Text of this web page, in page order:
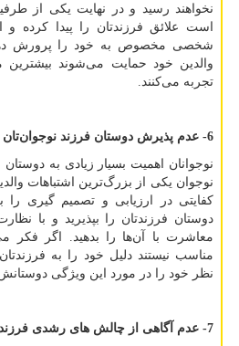
نخواهند رسید و در نهایت یکی از
است علائق فرزندتان را پیدا کرده و
شخصی مخصوص به خود را پرورش
والدین خود حمایت می‌شوند بیشترین
تجربه می‌کنند.
6- عدم پذیرش دوستان فرزند نوجوان‌تان
نوجوانان اهمیت بسیار زیادی به
نوجوان یکی از بزرگ‌ترین اشتباهات
کفایتی در ارزیابی و تصمیم گیری را
دوستان فرزندتان را بپذیرید و با
معاشرت با آن‌ها را بدهید. اگر فکر
مناسب نیستند دلیل خود را به
نظر خود را در مورد این ویژگی دوستانش
7- عدم آگاهی از چالش های رشدی فرزندان